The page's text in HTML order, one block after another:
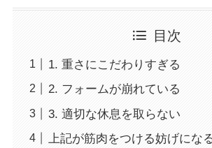
目次
1. 重さにこだわりすぎる
2. フォームが崩れている
3. 適切な休息を取らない
上記が筋肉をつける妨げにな